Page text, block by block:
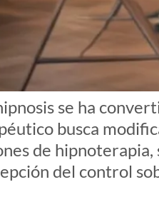
se ha
busca
de
del control